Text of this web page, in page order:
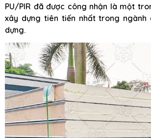
PU/PIR đã được công nhận là một
xây dựng tiên tiến nhất trong ngành
dựng.